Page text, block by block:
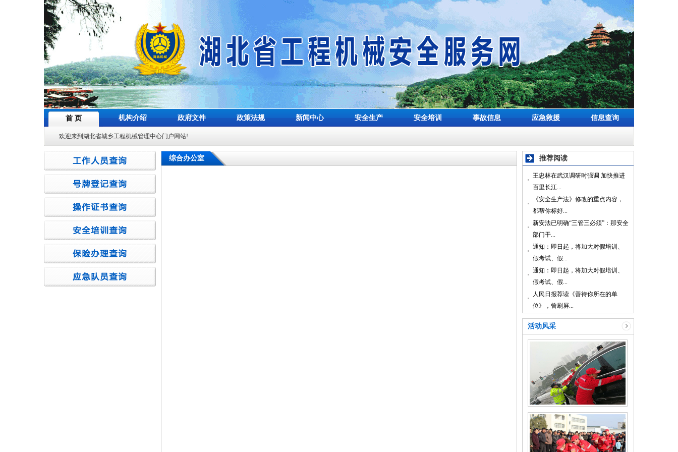
首 页 机构介绍 政府文件 政策法规 新闻中心 安全生产 安全培训 事故信息 应急救援 信息查询
欢迎来到湖北省城乡工程机械管理中心门户网站!
综合办公室 推荐阅读
王忠林在武汉调研时强调 加快推进
百里长江...
《安全生产法》修改的重点内容，
都帮你标好...
新安法已明确“三管三必须”：那安全
部门干...
通知：即日起，将加大对假培训、
假考试、假...
通知：即日起，将加大对假培训、
假考试、假...
人民日报荐读《善待你所在的单
位》，曾刷屏...
活动风采